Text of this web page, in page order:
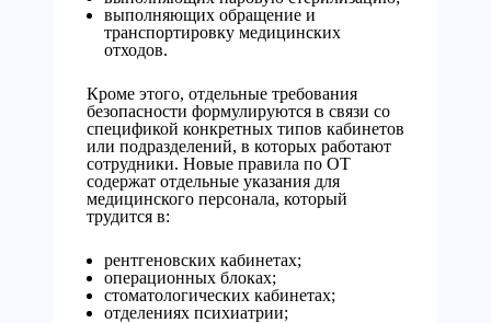
выполняющих обращение и
транспортировку медицинских
отходов.
Кроме этого, отдельные требования
безопасности формулируются в связи со
спецификой конкретных типов кабинетов
или подразделений, в которых работают
сотрудники. Новые правила по ОТ
содержат отдельные указания для
медицинского персонала, который
трудится в:
рентгеновских кабинетах;
операционных блоках;
стоматологических кабинетах;
отделениях психиатрии;